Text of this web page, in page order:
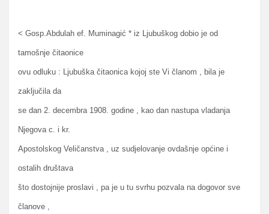
< Gosp.Abdulah ef. Muminagić * iz Ljubuškog dobio je od
tamošnje čitaonice
ovu odluku : Ljubuška čitaonica kojoj ste Vi članom , bila je
zaključila da
se dan 2. decembra 1908. godine , kao dan nastupa vladanja
Njegova c. i kr.
Apostolskog Veličanstva , uz sudjelovanje ovdašnje općine i
ostalih društava
što dostojnije proslavi , pa je u tu svrhu pozvala na dogovor sve
članove ,